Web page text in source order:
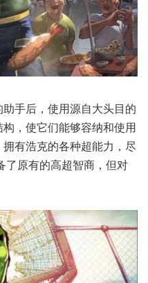
手后，使用源自大头目的
构，使它们能够容纳和使用
有浩克的各种超能力，尽
了原有的高超智商，但对